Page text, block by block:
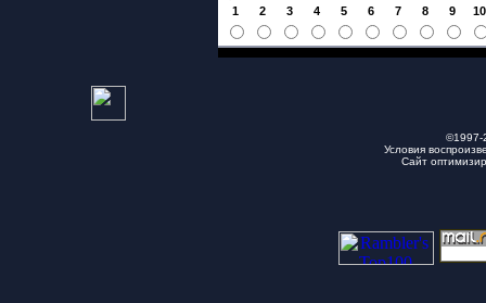
1
2 3 4 5 6 7 8 9 10
Условия
Сайт